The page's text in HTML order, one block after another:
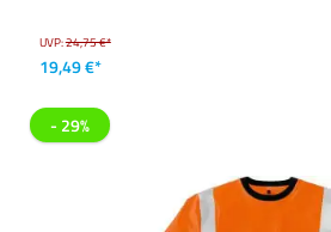
UVP:24,75 €*
19,49 €*
- 29%